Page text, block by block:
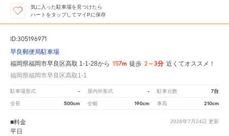
気に入った駐車場を見つけたら
ハートをタップしてマイPに保存
ID:305196971
早良郵便局駐車場
福岡県福岡市早良区高取 1-1-28から 157m 徒歩 2～3分 近くてオススメ！
福岡県福岡市早良区高取1-1
駐車場形式 - 屋内外形式 - 駐車台数 7台
全長 500cm 全幅 190cm 車高 210cm
2026年7月24日 更新
■料金
平日